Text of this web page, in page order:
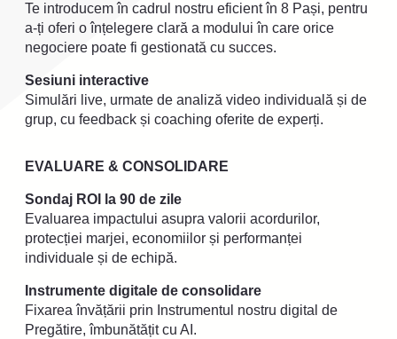
Te introducem în cadrul nostru eficient în 8 Pași, pentru
a-ți oferi o înțelegere clară a modului în care orice
negociere poate fi gestionată cu succes.
Sesiuni interactive
Simulări live, urmate de analiză video individuală și de
grup, cu feedback și coaching oferite de experți.
EVALUARE & CONSOLIDARE
Sondaj ROI la 90 de zile
Evaluarea impactului asupra valorii acordurilor,
protecției marjei, economiilor și performanței
individuale și de echipă.
Instrumente digitale de consolidare
Fixarea învățării prin Instrumentul nostru digital de
Pregătire, îmbunătățit cu AI.